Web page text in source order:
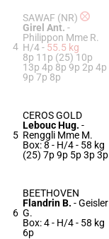
4
SAWAF (NR)
Girel Ant. -
Philippon Mme R.
H/4 - 55.5 kg
8p 11p (25) 10p
13p 4p 8p 9p 2p 4p
9p 7p 8p
5
CEROS GOLD
Lebouc Hug. -
Renggli Mme M.
Box: 8 - H/4 - 58 kg
(25) 7p 9p 5p 3p 3p
6
BEETHOVEN
Flandrin B. -Geisler
G.
Box: 4 - H/4 - 58 kg
6p